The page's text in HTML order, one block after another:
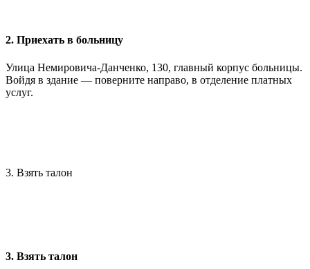
2. Приехать в больницу
Улица Немировича-Данченко, 130, главный корпус больницы.
Войдя в здание — поверните направо, в отделение платных
услуг.
3. Взять талон
3. Взять талон